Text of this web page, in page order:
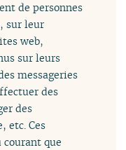
de personnes
sur leur
web,
sur leurs
messageries
des
des
etc. Ces
que